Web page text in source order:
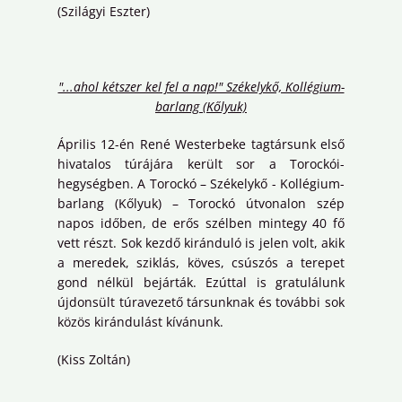
(Szilágyi Eszter)
"...ahol kétszer kel fel a nap!" Székelykő, Kollégium-
barlang (Kőlyuk)
Április 12-én René Westerbeke tagtársunk első
hivatalos túrájára került sor a Torockói-
hegységben. A Torockó – Székelykő - Kollégium-
barlang (Kőlyuk) – Torockó útvonalon szép
napos időben, de erős szélben mintegy 40 fő
vett részt. Sok kezdő kiránduló is jelen volt, akik
a meredek, sziklás, köves, csúszós a terepet
gond nélkül bejárták. Ezúttal is gratulálunk
újdonsült túravezető társunknak és további sok
közös kirándulást kívánunk.
(Kiss Zoltán)